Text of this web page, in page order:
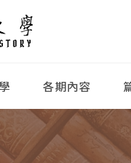
各期內容